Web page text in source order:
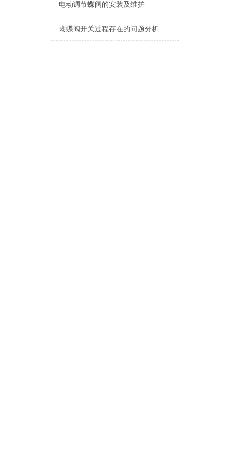
电动调节蝶阀的安装及维护
蝴蝶阀开关过程存在的问题分析